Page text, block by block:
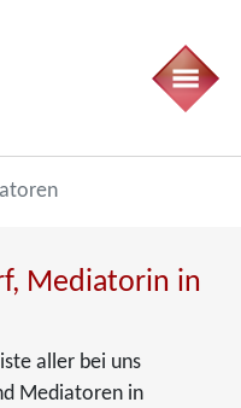
Mediatorin in
aller bei uns
Mediatoren in